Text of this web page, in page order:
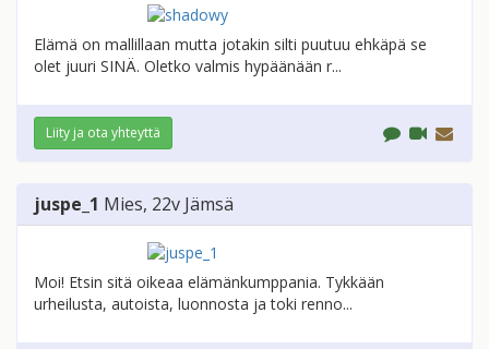
Elämä on mallillaan mutta jotakin silti puutuu ehkäpä se
olet juuri SINÄ. Oletko valmis hypäänään r...
Liity ja ota yhteyttä
juspe_1 Mies, 22v Jämsä
Moi! Etsin sitä oikeaa elämänkumppania. Tykkään
urheilusta, autoista, luonnosta ja toki renno...